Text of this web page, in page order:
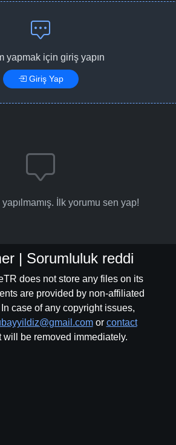
yapmak için giriş yapın
Giriş Yap
İlk yorumu sen yap!
| Sorumluluk reddi
does not store any files on its
are provided by non-affiliated
case of any copyright issues,
or contact
will be removed immediately.